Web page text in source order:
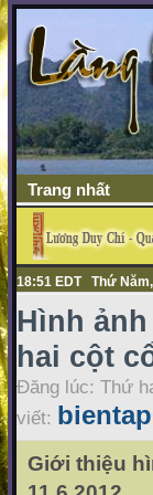
Trang nhất
18:51 EDT Thứ
Hình
hai cột
Đăng lúc: Thứ
viết:
Giới thiệu